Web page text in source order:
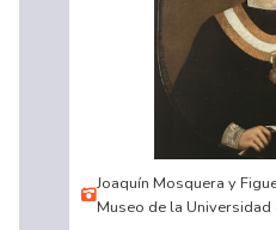
Joaquín Mosquera y
Museo de la